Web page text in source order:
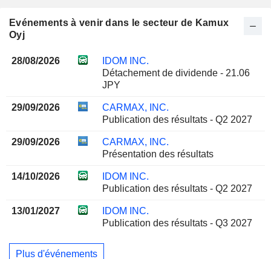
Evénements à venir dans le secteur de Kamux
Oyj
28/08/2026
IDOM INC.
Détachement de dividende - 21.06
JPY
29/09/2026
CARMAX, INC.
Publication des résultats - Q2 2027
29/09/2026
CARMAX, INC.
Présentation des résultats
14/10/2026
IDOM INC.
Publication des résultats - Q2 2027
13/01/2027
IDOM INC.
Publication des résultats - Q3 2027
Plus d'événements